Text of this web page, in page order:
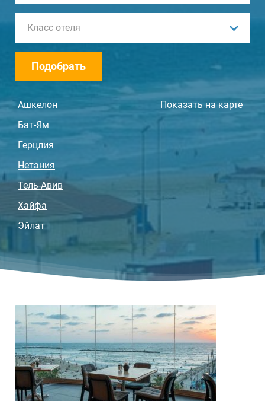
Класс отеля
Подобрать
Ашкелон
Бат-Ям
Герцлия
Нетания
Тель-Авив
Хайфа
Эйлат
Показать на карте